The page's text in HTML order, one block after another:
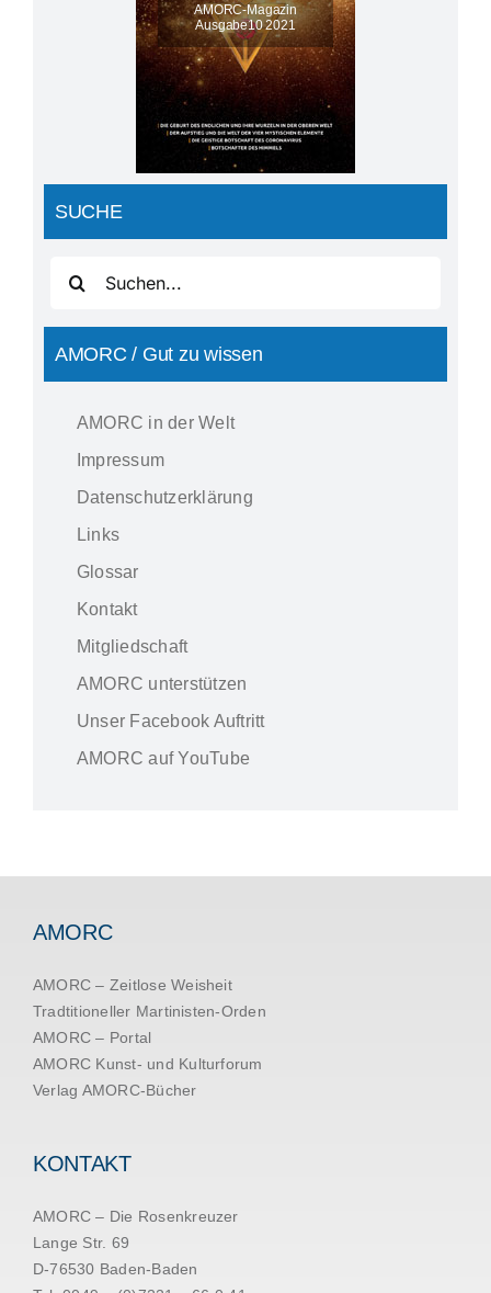
AMORC-Magazin
Ausgabe10 2021
SUCHE
nach:
AMORC / Gut zu wissen
AMORC in der Welt
Impressum
Datenschutzerklärung
Links
Glossar
Kontakt
Mitgliedschaft
AMORC unterstützen
Unser Facebook Auftritt
AMORC auf YouTube
AMORC
AMORC – Zeitlose Weisheit
Tradtitioneller Martinisten-Orden
AMORC – Portal
AMORC Kunst- und Kulturforum
Verlag AMORC-Bücher
KONTAKT
AMORC – Die Rosenkreuzer
Lange Str. 69
D-76530 Baden-Baden